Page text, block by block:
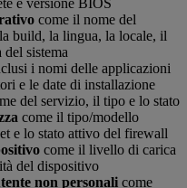
come il nome del
build, la lingua, la locale, il
sistema
i nomi delle applicazioni
e le date di installazione
del servizio, il tipo e lo stato
come il tipo/modello
e lo stato attivo del firewall
come il livello di carica
del dispositivo
non personali come